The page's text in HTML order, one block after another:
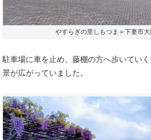
やすらぎの里しもつま＝下妻市大
駐車場に車を止め、藤棚の方へ歩いてい
景が広がっていました。